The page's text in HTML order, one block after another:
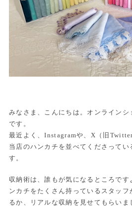
みなさま、こんにちは。オンライン
です。
最近よく、Instagramや、X（旧
当店のハンカチを並べてくださってい
す。
収納術は、誰もが気になるところです
ンカチをたくさん持っているスタッ
るか、リアルな収納を見せてもらいま